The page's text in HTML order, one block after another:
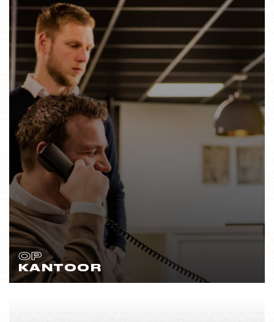
OP
KANTOOR